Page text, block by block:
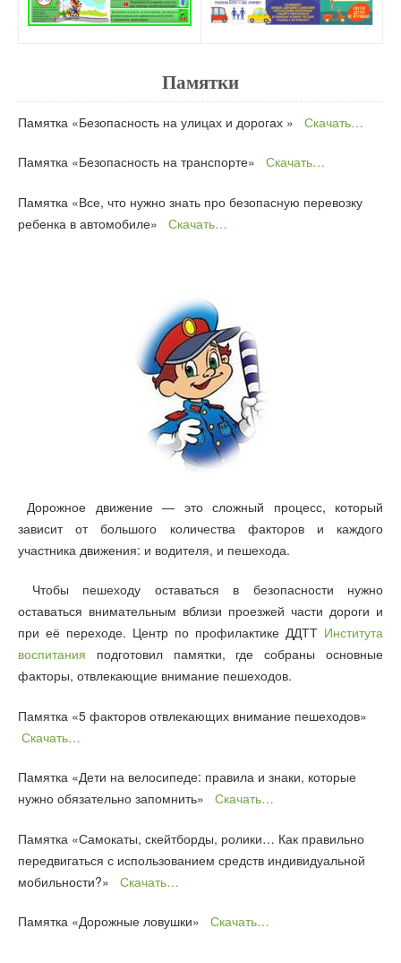
Памятки
Памятка «Безопасность на улицах и дорогах » Скачать…
Памятка «Безопасность на транспорте» Скачать…
Памятка «Все, что нужно знать про безопасную перевозку
ребенка в автомобиле» Скачать…
Дорожное движение — это сложный процесс, который
зависит от большого количества факторов и каждого
участника движения: и водителя, и пешехода.
Чтобы пешеходу оставаться в безопасности нужно
оставаться внимательным вблизи проезжей части дороги и
при её переходе. Центр по профилактике ДДТТ Института
воспитания подготовил памятки, где собраны основные
факторы, отвлекающие внимание пешеходов.
Памятка «5 факторов отвлекающих внимание пешеходов»
Скачать…
Памятка «Дети на велосипеде: правила и знаки, которые
нужно обязательно запомнить» Скачать…
Памятка «Самокаты, скейтборды, ролики… Как правильно
передвигаться с использованием средств индивидуальной
мобильности?» Скачать…
Памятка «Дорожные ловушки» Скачать…